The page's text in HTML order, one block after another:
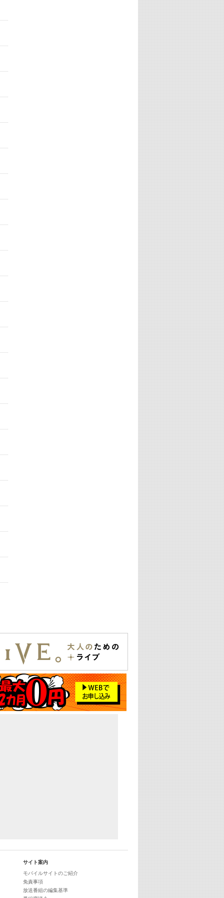
サイト案内
モバイルサイトのご紹介
免責事項
放送番組の編集基準